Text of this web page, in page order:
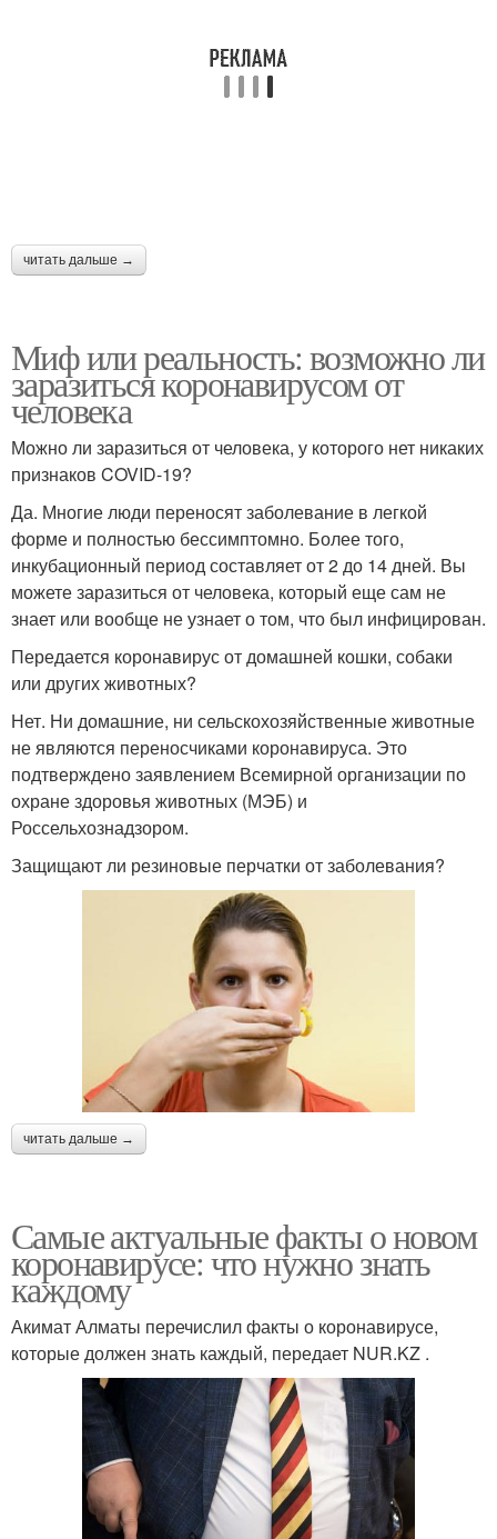
читать дальше →
Миф или реальность: возможно ли
заразиться коронавирусом от
человека
Можно ли заразиться от человека, у которого нет никаких
признаков COVID-19?
Да. Многие люди переносят заболевание в легкой
форме и полностью бессимптомно. Более того,
инкубационный период составляет от 2 до 14 дней. Вы
можете заразиться от человека, который еще сам не
знает или вообще не узнает о том, что был инфицирован.
Передается коронавирус от домашней кошки, собаки
или других животных?
Нет. Ни домашние, ни сельскохозяйственные животные
не являются переносчиками коронавируса. Это
подтверждено заявлением Всемирной организации по
охране здоровья животных (МЭБ) и
Россельхознадзором.
Защищают ли резиновые перчатки от заболевания?
читать дальше →
Самые актуальные факты о новом
коронавирусе: что нужно знать
каждому
Акимат Алматы перечислил факты о коронавирусе,
которые должен знать каждый, передает NUR.KZ .